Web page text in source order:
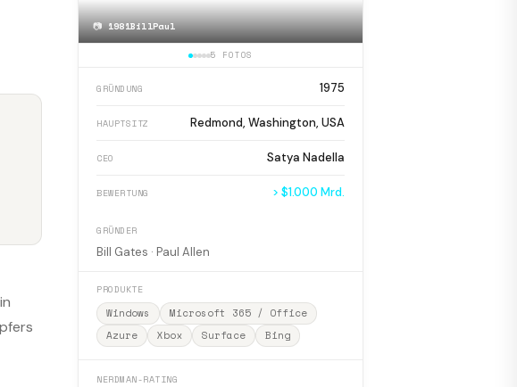
📷1981BillPaul
5 FOTOS
GRÜNDUNG 1975
HAUPTSITZ Redmond, Washington, USA
CEO Satya Nadella
BEWERTUNG > $1.000 Mrd.
GRÜNDER
Bill Gates · Paul Allen
PRODUKTE
Windows
Microsoft 365 / Office
Azure
Xbox Surface Bing
NERDMAN-RATING